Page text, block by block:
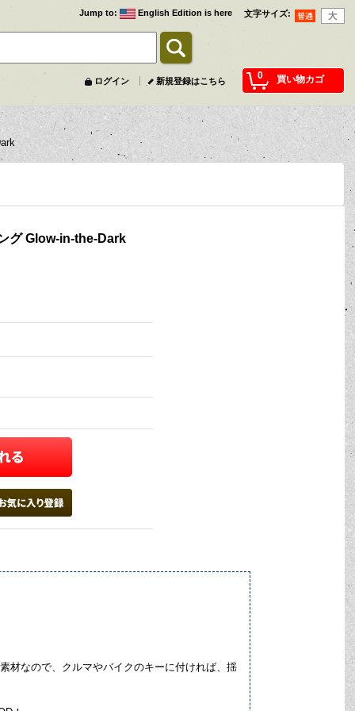
文字サイズ:
Jump to: English Edition is here
0 買い物カゴ
ログイン 新規登録はこちら
グ Glow-in-the-Dark
材なので、クルマやバイクのキーに付ければ、揺